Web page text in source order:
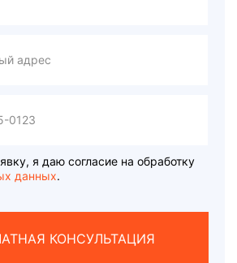
я даю согласие на обработку
данных.
КОНСУЛЬТАЦИЯ